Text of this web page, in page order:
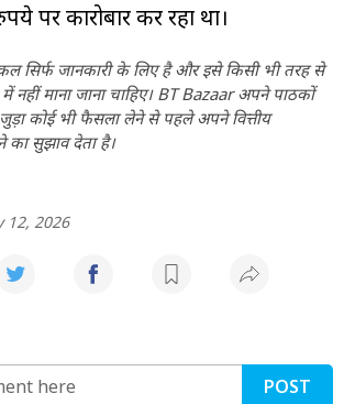
पर कारोबार कर रहा था।
सिर्फ जानकारी के लिए है और इसे किसी भी तरह से
माना जाना चाहिए। BT Bazaar अपने पाठकों
कोई भी फैसला लेने से पहले अपने वित्तीय
का सुझाव देता है।
12, 2026
POST